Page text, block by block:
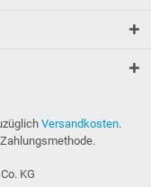
Versandkosten.
KG